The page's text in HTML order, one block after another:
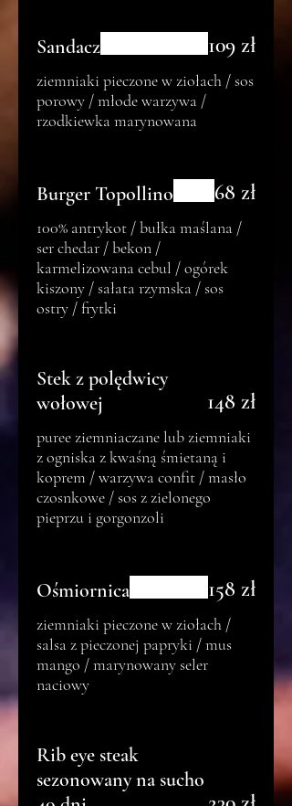
Sandacz
ziemniaki pieczone w ziołach / sos
porowy / młode warzywa /
rzodkiewka marynowana
109 zł
Burger Topollino
100% antrykot / bułka maślana /
ser chedar / bekon /
karmelizowana cebul / ogórek
kiszony / sałata rzymska / sos
ostry / frytki
68 zł
Stek z polędwicy
wołowej
puree ziemniaczane lub ziemniaki
z ogniska z kwaśną śmietaną i
koprem / warzywa confit / masło
czosnkowe / sos z zielonego
pieprzu i gorgonzoli
148 zł
Ośmiornica
ziemniaki pieczone w ziołach /
salsa z pieczonej papryki / mus
mango / marynowany seler
naciowy
158 zł
Rib eye steak
sezonowany na sucho